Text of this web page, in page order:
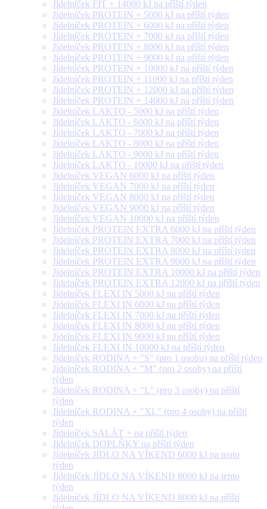
Jídelníček FIT + 14000 kJ na příští týden
Jídelníček PROTEIN + 5000 kJ na příští týden
Jídelníček PROTEIN + 6000 kJ na příští týden
Jídelníček PROTEIN + 7000 kJ na příští týden
Jídelníček PROTEIN + 8000 kJ na příští týden
Jídelníček PROTEIN + 9000 kJ na příští týden
Jídelníček PROTEIN + 10000 kJ na příští týden
Jídelníček PROTEIN + 11000 kJ na příští týden
Jídelníček PROTEIN + 12000 kJ na příští týden
Jídelníček PROTEIN + 14000 kJ na příští týden
Jídelníček LAKTO - 5000 kJ na příští týden
Jídelníček LAKTO - 6000 kJ na příští týden
Jídelníček LAKTO - 7000 kJ na příští týden
Jídelníček LAKTO - 8000 kJ na příští týden
Jídelníček LAKTO - 9000 kJ na příští týden
Jídelníček LAKTO - 10000 kJ na příští týden
Jídelníček VEGAN 6000 kJ na příští týden
Jídelníček VEGAN 7000 kJ na příští týden
Jídelníček VEGAN 8000 kJ na příští týden
Jídelníček VEGAN 9000 kJ na příští týden
Jídelníček VEGAN 10000 kJ na příští týden
Jídelníček PROTEIN EXTRA 6000 kJ na příští týden
Jídelníček PROTEIN EXTRA 7000 kJ na příští týden
Jídelníček PROTEIN EXTRA 8000 kJ na příští týden
Jídelníček PROTEIN EXTRA 9000 kJ na příští týden
Jídelníček PROTEIN EXTRA 10000 kJ na příští týden
Jídelníček PROTEIN EXTRA 12000 kJ na příští týden
Jídelníček FLEXI IN 5000 kJ na příští týden
Jídelníček FLEXI IN 6000 kJ na příští týden
Jídelníček FLEXI IN 7000 kJ na příští týden
Jídelníček FLEXI IN 8000 kJ na příští týden
Jídelníček FLEXI IN 9000 kJ na příští týden
Jídelníček FLEXI IN 10000 kJ na příští týden
Jídelníček RODINA + "S" (pro 1 osobu) na příští týden
Jídelníček RODINA + "M" (pro 2 osoby) na příští
týden
Jídelníček RODINA + "L" (pro 3 osoby) na příští
týden
Jídelníček RODINA + "XL" (pro 4 osoby) na příští
týden
Jídelníček SALÁT + na příští týden
Jídelníček DOPLŇKY na příští týden
Jídelníček JÍDLO NA VÍKEND 6000 kJ na tento
týden
Jídelníček JÍDLO NA VÍKEND 8000 kJ na tento
týden
Jídelníček JÍDLO NA VÍKEND 8000 kJ na příští